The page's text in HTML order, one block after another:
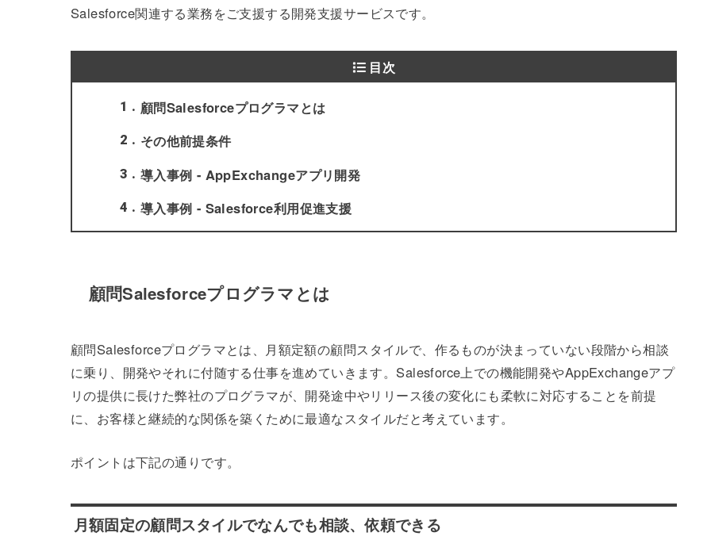
Salesforce関連する業務をご支援する開発支援サービスです。
目次
1 顧問Salesforceプログラマとは
2 その他前提条件
3 導入事例 - AppExchangeアプリ開発
4 導入事例 - Salesforce利用促進支援
顧問Salesforceプログラマとは
顧問Salesforceプログラマとは、月額定額の顧問スタイルで、作るものが決まっていない段階から相談
に乗り、開発やそれに付随する仕事を進めていきます。Salesforce上での機能開発やAppExchangeアプ
リの提供に長けた弊社のプログラマが、開発途中やリリース後の変化にも柔軟に対応することを前提
に、お客様と継続的な関係を築くために最適なスタイルだと考えています。
ポイントは下記の通りです。
月額固定の顧問スタイルでなんでも相談、依頼できる